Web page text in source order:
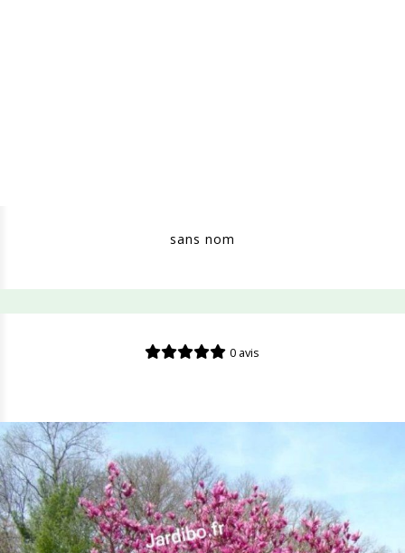
sans nom
0 avis